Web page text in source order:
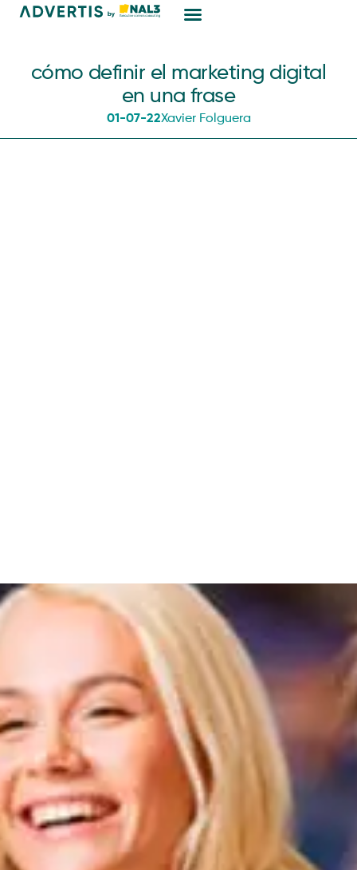
cómo definir el marketing digital
en una frase
01-07-22Xavier Folguera